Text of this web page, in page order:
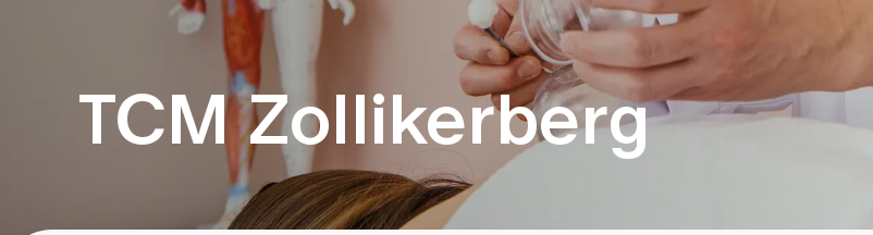
TCM Zollikerberg